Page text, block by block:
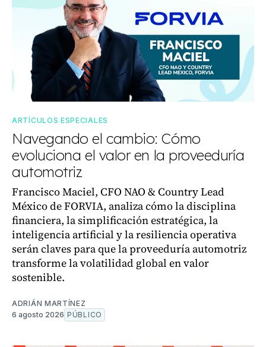
ARTÍCULOS ESPECIALES
Navegando el cambio: Cómo
evoluciona el valor en la proveeduría
automotriz
Francisco Maciel, CFO NAO & Country Lead
México de FORVIA, analiza cómo la disciplina
financiera, la simplificación estratégica, la
inteligencia artificial y la resiliencia operativa
serán claves para que la proveeduría automotriz
transforme la volatilidad global en valor
sostenible.
ADRIÁN MARTÍNEZ
6 agosto 2026 PÚBLICO